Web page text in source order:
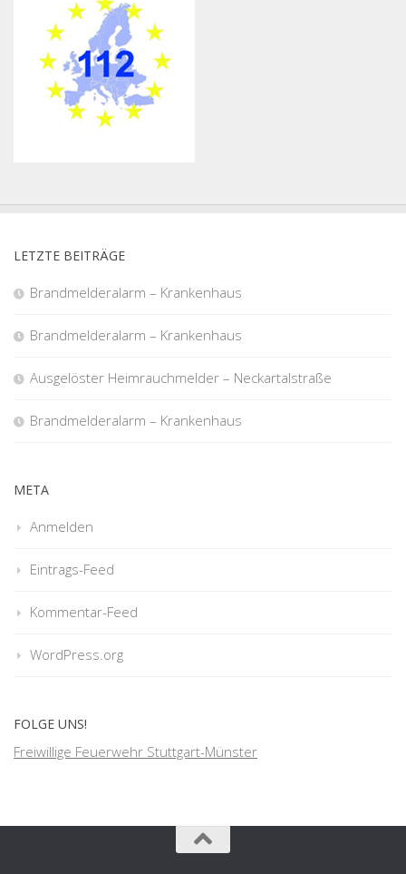
LETZTE BEITRÄGE
Brandmelderalarm – Krankenhaus
Brandmelderalarm – Krankenhaus
Ausgelöster Heimrauchmelder – Neckartalstraße
Brandmelderalarm – Krankenhaus
META
Anmelden
Eintrags-Feed
Kommentar-Feed
WordPress.org
FOLGE UNS!
Freiwillige Feuerwehr Stuttgart-Münster